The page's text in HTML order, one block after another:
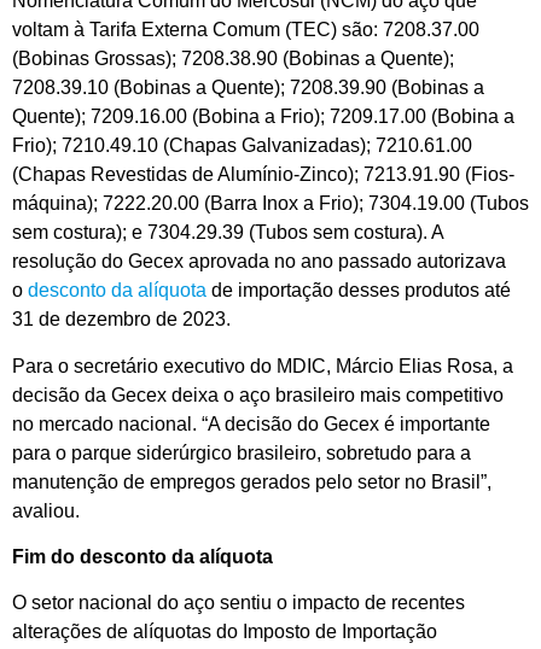
voltam à Tarifa Externa Comum (TEC) são: 7208.37.00
(Bobinas Grossas); 7208.38.90 (Bobinas a Quente);
7208.39.10 (Bobinas a Quente); 7208.39.90 (Bobinas a
Quente); 7209.16.00 (Bobina a Frio); 7209.17.00 (Bobina a
Frio); 7210.49.10 (Chapas Galvanizadas); 7210.61.00
(Chapas Revestidas de Alumínio-Zinco); 7213.91.90 (Fios-
máquina); 7222.20.00 (Barra Inox a Frio); 7304.19.00 (Tubos
sem costura); e 7304.29.39 (Tubos sem costura). A
resolução do Gecex aprovada no ano passado autorizava
o desconto da alíquota de importação desses produtos até
31 de dezembro de 2023.
Para o secretário executivo do MDIC, Márcio Elias Rosa, a
decisão da Gecex deixa o aço brasileiro mais competitivo
no mercado nacional. “A decisão do Gecex é importante
para o parque siderúrgico brasileiro, sobretudo para a
manutenção de empregos gerados pelo setor no Brasil”,
avaliou.
Fim do desconto da alíquota
O setor nacional do aço sentiu o impacto de recentes
alterações de alíquotas do Imposto de Importação